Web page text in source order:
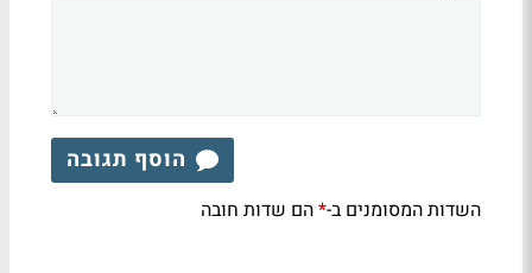
הוסף תגובה
השדות המסומנים ב-*הם שדות חובה